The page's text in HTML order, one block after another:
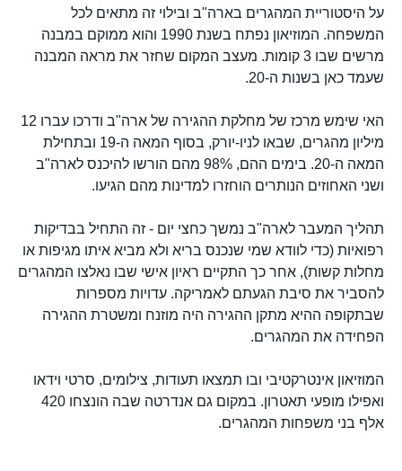
על היסטוריית המהגרים בארה"ב ובילוי זה מתאים לכל
המשפחה. המוזיאון נפתח בשנת 1990 והוא ממוקם במבנה
מרשים שבו 3 קומות. מעצב המקום שחזר את מראה המבנה
שעמד כאן בשנות ה-20.
האי שימש מרכז של מחלקת ההגירה של ארה"ב ודרכו עברו 12
מיליון מהגרים, שבאו לניו-יורק, בסוף המאה ה-19 ובתחילת
המאה ה-20. בימים ההם, 98% מהם הורשו להיכנס לארה"ב
ושני האחוזים הנותרים הוחזרו למדינות מהם הגיעו.
תהליך המעבר לארה"ב נמשך כחצי יום - זה התחיל בבדיקות
רפואיות (כדי לוודא שמי שנכנס בריא ולא מביא איתו מגיפות או
מחלות קשות), אחר כך התקיים ראיון אישי שבו נאלצו המהגרים
להסביר את סיבת הגעתם לאמריקה. עדויות מספרות
שבתקופה ההיא מתקן ההגירה היה מוזנח ומשטרת ההגירה
הפחידה את המהגרים.
המוזיאון אינטרקטיבי ובו תמצאו תעודות, צילומים, סרטי וידאו
ואפילו מופעי תאטרון. במקום גם אנדרטה שבה הונצחו 420
אלף בני משפחות המהגרים.